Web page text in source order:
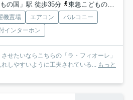
の国」駅 徒歩35分
東急こどもの国線「恩田」駅 徒歩39分
機置場 エアコン
バルコニー
インターホン
せたいならこちらの「ラ・フィオーレ」
しやすいように工夫されている... もっと